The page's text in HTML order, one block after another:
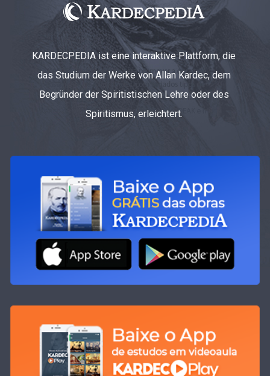
KARDECPEDIA ist eine interaktive Plattform, die
das Studium der Werke von Allan Kardec, dem
Begründer der Spiritistischen Lehre oder des
Spiritismus, erleichtert.